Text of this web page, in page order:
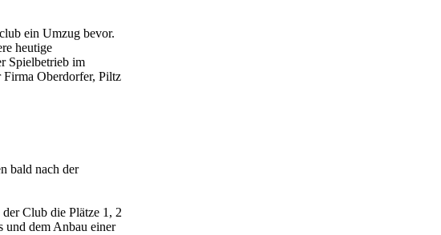
ein Umzug bevor.
heutige
Spielbetrieb im
Firma Oberdorfer, Piltz
bald nach der
Club die Plätze 1, 2
und dem Anbau einer